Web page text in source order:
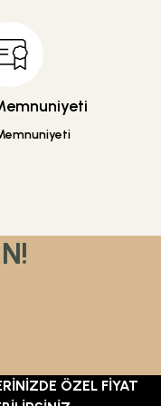
ÖZEL FİYAT